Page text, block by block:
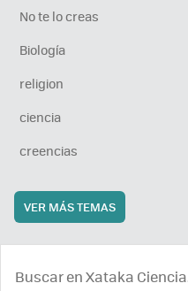
No te lo creas
Biología
religion
ciencia
creencias
VER MÁS TEMAS